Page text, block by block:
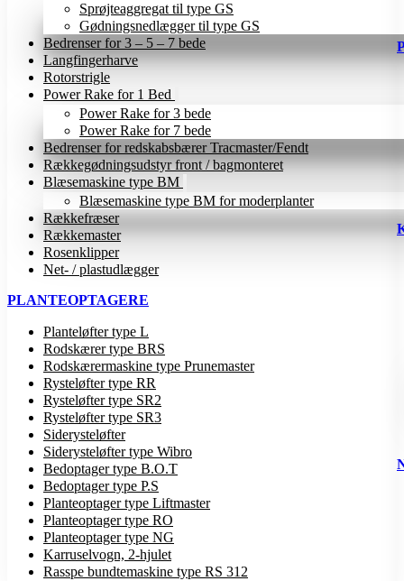
Sprøjteaggregat til type GS
Gødningsnedlægger til type GS
Bedrenser for 3 – 5 – 7 bede
Langfingerharve
Rotorstrigle
Power Rake for 1 Bed
Power Rake for 3 bede
Power Rake for 7 bede
Bedrenser for redskabsbærer Tracmaster/Fendt
Rækkegødningsudstyr front / bagmonteret
Blæsemaskine type BM
Blæsemaskine type BM for moderplanter
Rækkefræser
Rækkemaster
Rosenklipper
Net- / plastudlægger
PLANTEOPTAGERE
Planteløfter type L
Rodskærer type BRS
Rodskærermaskine type Prunemaster
Rysteløfter type RR
Rysteløfter type SR2
Rysteløfter type SR3
Siderysteløfter
Siderysteløfter type Wibro
Bedoptager type B.O.T
Bedoptager type P.S
Planteoptager type Liftmaster
Planteoptager type RO
Planteoptager type NG
Karruselvogn, 2-hjulet
Rasspe bundtemaskine type RS 312